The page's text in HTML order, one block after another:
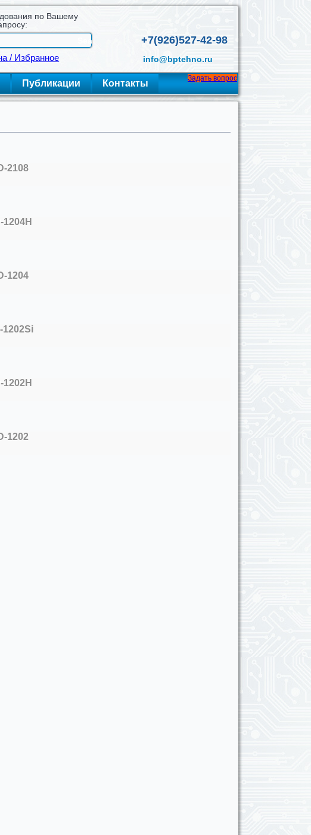
+7(926)527-42-98
info@bptehno.ru
по Вашему
/ Избранное
Публикации Контакты Задать вопрос
2108
1204H
1204
1202Si
1202H
1202